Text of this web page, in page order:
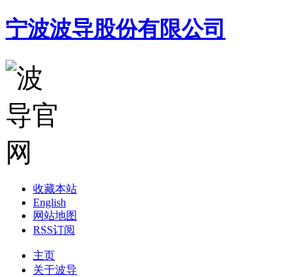
宁波波导股份有限公司
收藏本站
English
网站地图
RSS订阅
主页
关于波导